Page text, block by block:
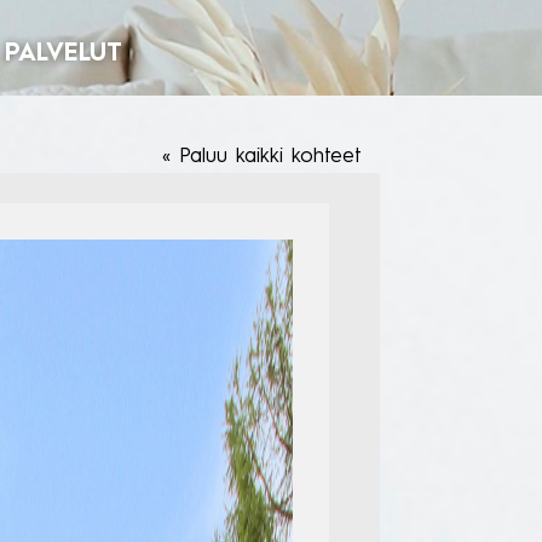
PALVELUT
Paluu kaikki kohteet